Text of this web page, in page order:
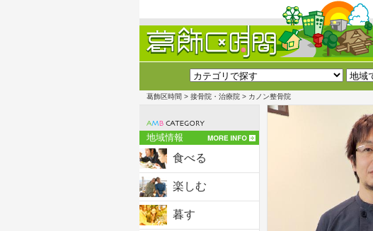
葛飾区時間 > 接骨院・治療院 > カノン整骨院
地域情報
食べる
楽しむ
暮す